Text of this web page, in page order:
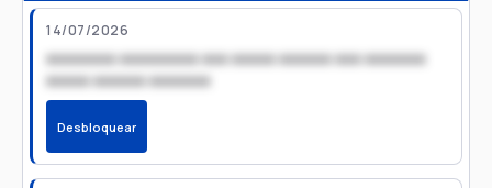
14/07/2026
xxxxxxxx xxxxxxxxx xxx xxxxx xxxxxx xxx xxxxxxx
xxxxx xxxxxx xxxxxxx
Desbloquear